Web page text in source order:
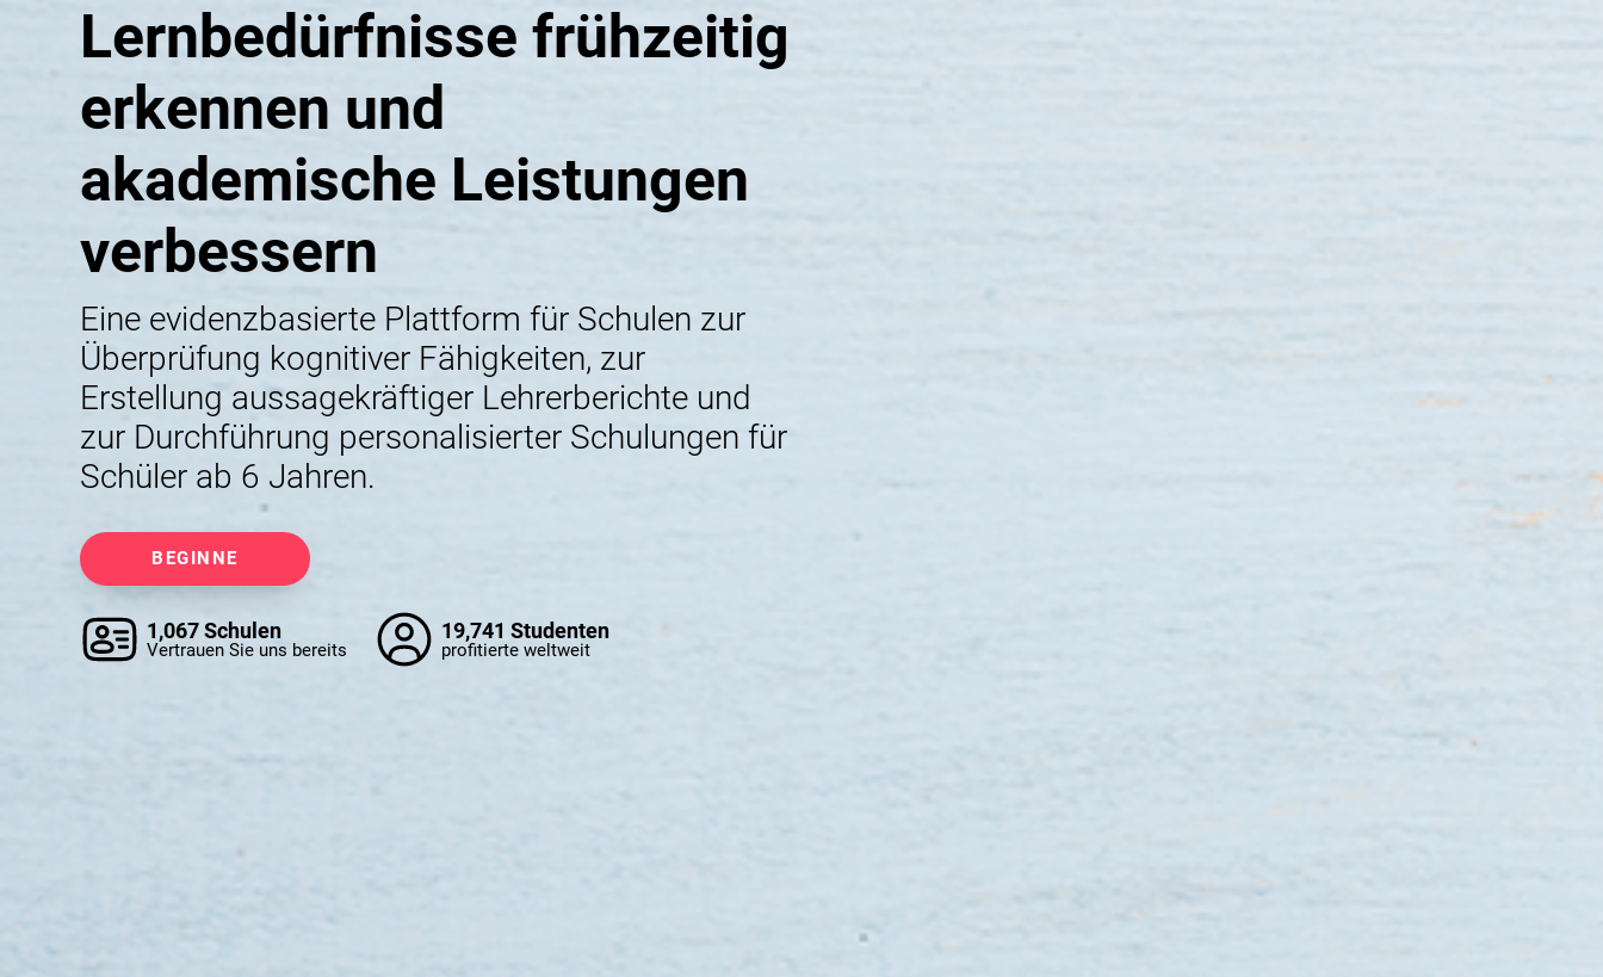
Lernbedürfnisse frühzeitig
erkennen und
akademische Leistungen
verbessern
Eine evidenzbasierte Plattform für Schulen zur
Überprüfung kognitiver Fähigkeiten, zur
Erstellung aussagekräftiger Lehrerberichte und
zur Durchführung personalisierter Schulungen für
Schüler ab 6 Jahren.
BEGINNE
1,067 Schulen
Vertrauen Sie uns bereits
19,741 Studenten
profitierte weltweit